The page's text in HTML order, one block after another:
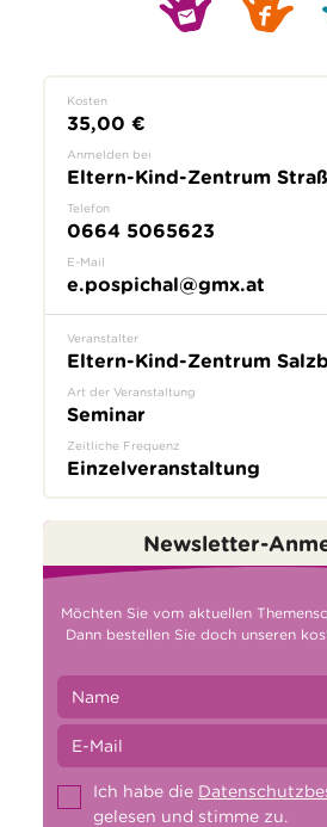
Kosten
35,00 €
Anmelden bei
Eltern-Kind-Zentrum
Telefon
0664 5065623
E-Mail
e.pospichal@gmx.at
Veranstalter
Eltern-Kind-Zentrum
Art der Veranstaltung
Seminar
Zeitliche Frequenz
Einzelveranstaltung
Newsletter-
Möchten Sie vom aktuellen
Dann bestellen Sie doch unseren
Ich habe die
gelesen und stimme zu.